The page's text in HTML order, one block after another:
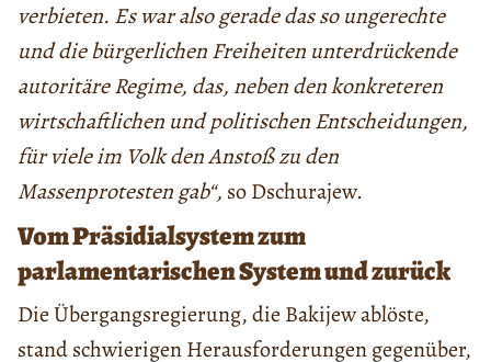
verbieten. Es war also gerade das so ungerechte
und die bürgerlichen Freiheiten unterdrückende
autoritäre Regime, das, neben den konkreteren
wirtschaftlichen und politischen Entscheidungen,
für viele im Volk den Anstoß zu den
Massenprotesten gab“, so Dschurajew.
Vom Präsidialsystem zum
parlamentarischen System und zurück
Die Übergangsregierung, die Bakijew ablöste,
stand schwierigen Herausforderungen gegenüber,